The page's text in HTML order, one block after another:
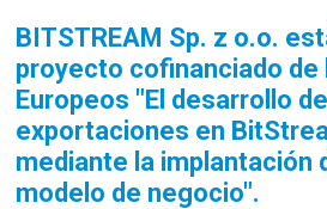
BITSTREAM Sp. z o.o.
proyecto cofinanciado de
Europeos "El desarrollo
exportaciones en
mediante la implantación
modelo de negocio".